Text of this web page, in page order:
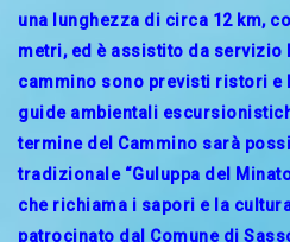
una lunghezza di circa 12 km,
metri, ed è assistito da servizio
cammino sono previsti ristori e
guide ambientali
termine del Cammino sarà
tradizionale “Guluppa del
che richiama i sapori e la
patrocinato dal Comune di